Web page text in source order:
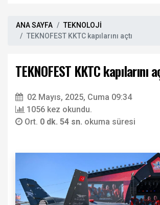
ANA SAYFA
TEKNOLOJİ
TEKNOFEST KKTC kapılarını açtı
TEKNOFEST KKTC kapılarını
02 Mayıs, 2025, Cuma 09:34
1056 kez okundu.
Ort. 0 dk. 54 sn. okuma süresi